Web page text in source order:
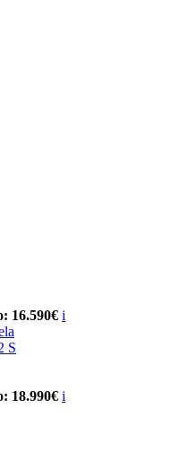
16.590€ i
S
18.990€ i